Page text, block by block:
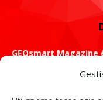
GEOsmart